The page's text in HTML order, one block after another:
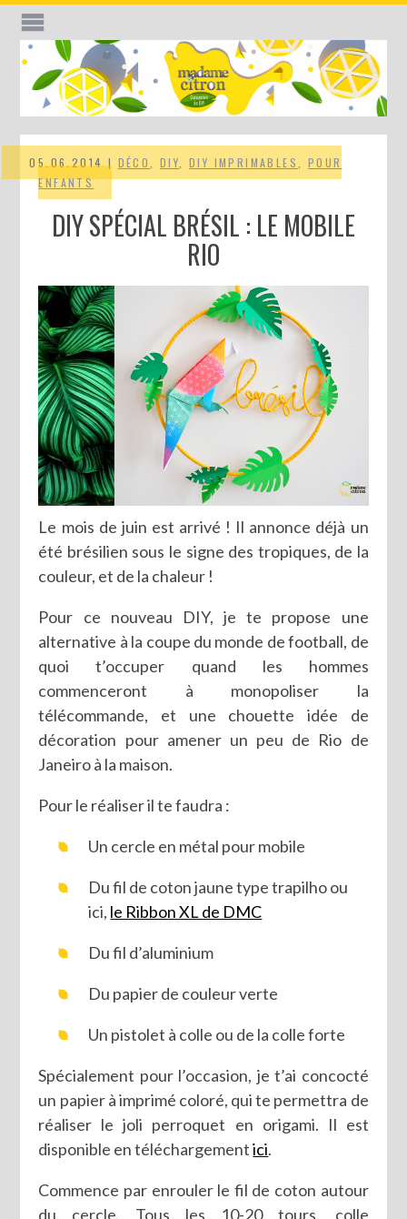
05.06.2014 | DÉCO ,DIY ,DIY IMPRIMABLES
POUR
ENFANTS
DIY SPÉCIAL BRÉSIL : LE MOBILE
RIO
Le mois de juin est arrivé ! Il annonce déjà un
été brésilien sous le signe des tropiques, de la
couleur, et de la chaleur !
Pour ce nouveau DIY, je te propose une
alternative à la coupe du monde de football, de
quoi t’occuper quand les hommes
commenceront à monopoliser la
télécommande, et une chouette idée de
décoration pour amener un peu de Rio de
Janeiro à la maison.
Pour le réaliser il te faudra :
Un cercle en métal pour mobile
Du fil de coton jaune type trapilho ou
ici, le Ribbon XL de DMC
Du fil d’aluminium
Du papier de couleur verte
Un pistolet à colle ou de la colle forte
Spécialement pour l’occasion, je t’ai concocté
un papier à imprimé coloré, qui te permettra de
réaliser le joli perroquet en origami. Il est
disponible en téléchargementici.
Commence par enrouler le fil de coton autour
du cercle. Tous les 10-20 tours, colle